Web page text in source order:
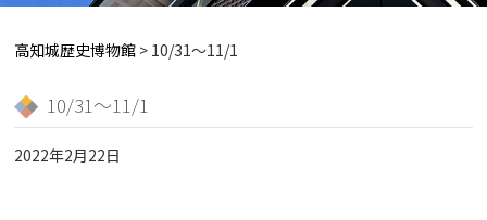
高知城歴史博物館 > 10/31～11/1
10/31～11/1
2022年2月22日